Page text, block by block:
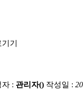
기
자 : 관리자() 작성일 :